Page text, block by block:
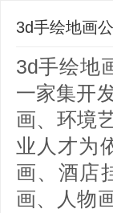
3d手绘地画
3d手绘地
一家集开
画、环境
业人才为
画、酒店
画、人物